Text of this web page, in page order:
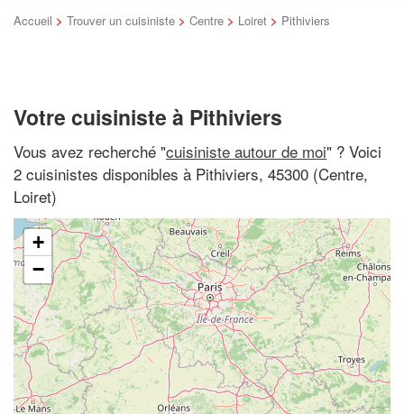
Accueil > Trouver un cuisiniste > Centre > Loiret > Pithiviers
Votre cuisiniste à Pithiviers
Vous avez recherché "cuisiniste autour de moi" ? Voici
2 cuisinistes disponibles à Pithiviers, 45300 (Centre,
Loiret)
+
−